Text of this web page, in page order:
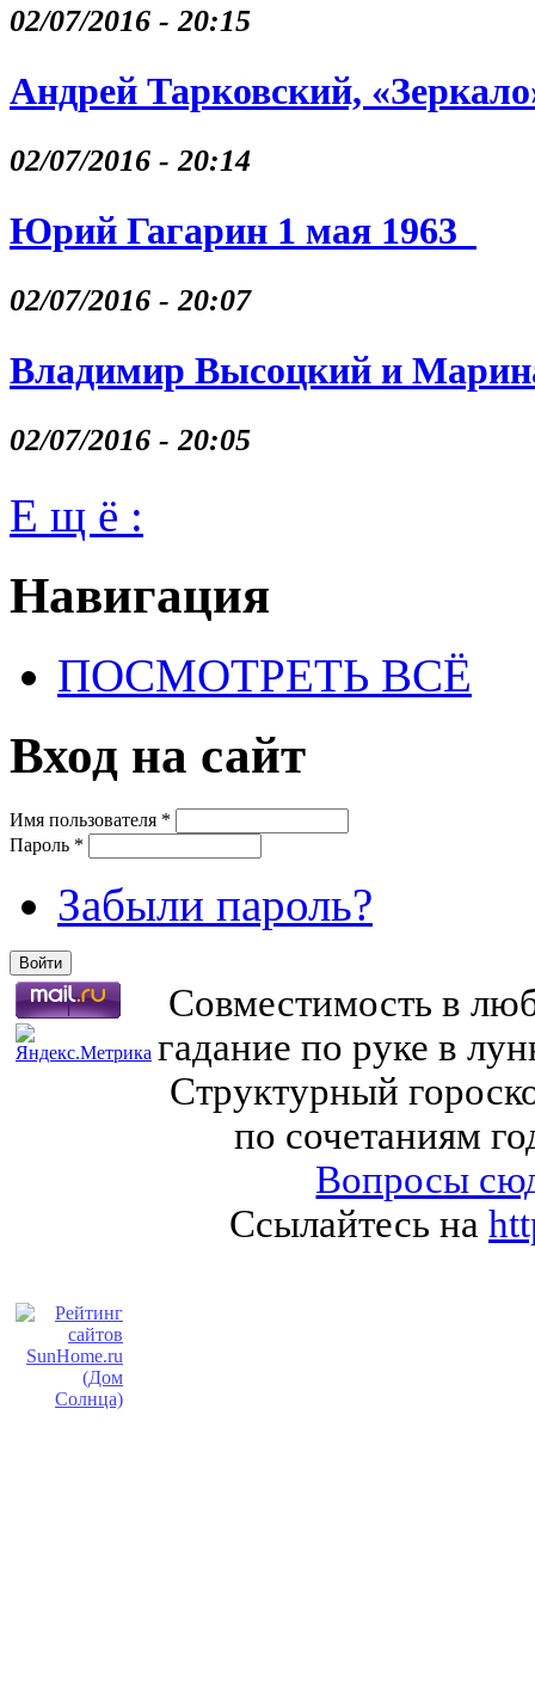
02/07/2016 - 20:15
Андрей Тарковский,
02/07/2016 - 20:14
Юрий Гагарин 1 мая 1963
02/07/2016 - 20:07
Владимир Высоцкий и
02/07/2016 - 20:05
Е щ ё :
Навигация
ПОСМОТРЕТЬ ВСЁ
Вход на сайт
Имя пользователя *
Пароль *
Забыли пароль?
Совместимость в
гадание по руке в
Структурный
по сочетаниям
Вопросы
Ссылайтесь на